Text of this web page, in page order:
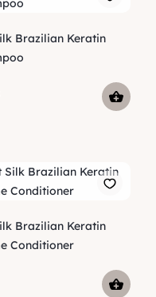
Brazilian Keratin
Brazilian Keratin
Conditioner